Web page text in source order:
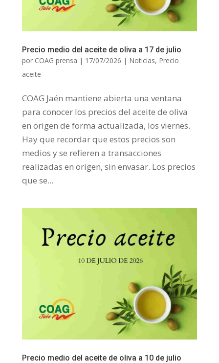
Precio medio del aceite de oliva a 17 de julio
por COAG prensa | 17/07/2026 | Noticias, Precio
aceite
COAG Jaén mantiene abierta una ventana
para conocer los precios del aceite de oliva
en origen de forma actualizada, los viernes.
Hay que recordar que estos precios son
medios y se refieren a transacciones
realizadas en origen, sin envasar. Los precios
que se...
Precio medio del aceite de oliva a 10 de julio